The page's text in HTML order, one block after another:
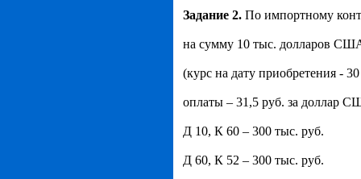
Задание 2. По импортному
на сумму 10 тыс. долларов
(курс на дату приобретения -
оплаты – 31,5 руб. за доллар
Д 10, К 60 – 300 тыс. руб.
Д 60, К 52 – 300 тыс. руб.